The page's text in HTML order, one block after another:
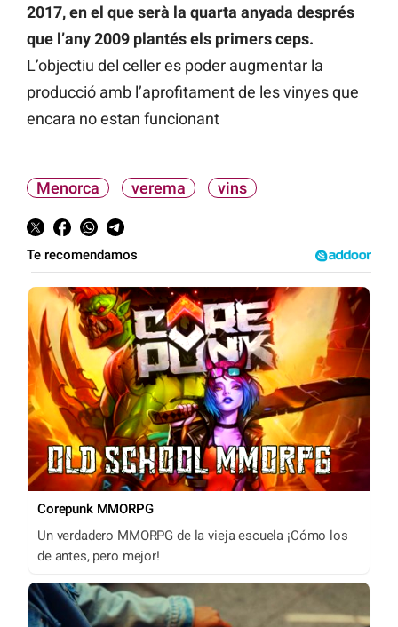
2017, en el que serà la quarta anyada després
que l’any 2009 plantés els primers ceps.
L’objectiu del celler es poder augmentar la
producció amb l’aprofitament de les vinyes que
encara no estan funcionant
Menorca verema vins
Corepunk MMORPG
Un verdadero MMORPG de la vieja escuela ¡Cómo los
de antes, pero mejor!